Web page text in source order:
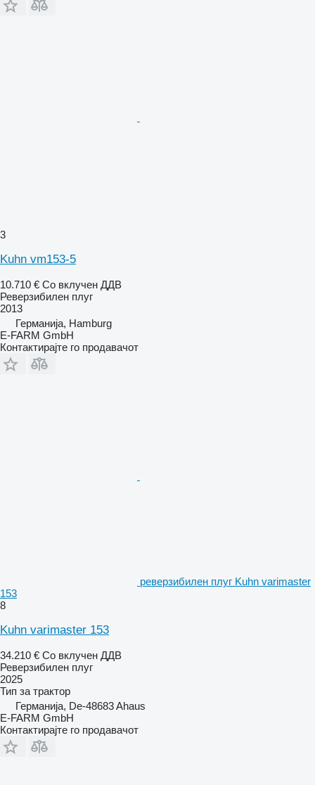
3
Kuhn vm153-5
10.710 € Со вклучен ДДВ
Реверзибилен плуг
2013
Германија, Hamburg
E-FARM GmbH
Контактирајте го продавачот
реверзибилен плуг Kuhn varimaster
153
8
Kuhn varimaster 153
34.210 € Со вклучен ДДВ
Реверзибилен плуг
2025
Тип за трактор
Германија, De-48683 Ahaus
E-FARM GmbH
Контактирајте го продавачот